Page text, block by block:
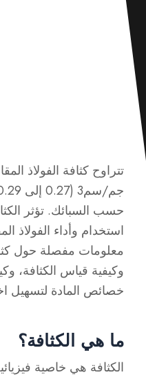
حسب السبائك. تؤثر
استخدام وأداء الفولاذ
معلومات مفصلة حول
وكيفية قياس الكثافة،
خصائص المادة لتسهيل
ما هي الكثافة؟
الكثافة هي خاصية